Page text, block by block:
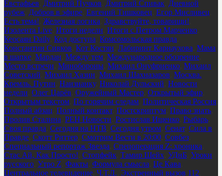
Евстафьев Дмитрий Пучков Дмитрий Спивак Дневной
рубеж Добров в эфире Евгений Тишковец Егор Мисливец
Есть тема! Железная логика Здравствуйте, товарищи!
Изолента Live Итоги недели Итоги с Петром Марченко
Кеосаян Daily, Код доступа Комсомольская правда
Константин Сивков Кот Костян Лабиринт Карнаухова Мама
в шапке Мардан Между тем Международное обозрение
Место встречи Минобороны Михаил Онуфриенко Михаил
Советский Михаил Хазин Михаил Шахназаров Москва.
Кремль. Путин Наизнанку, Николай Дульский Новости
недели Олег Царёв Оружейный Мастер Открытый эфир
Открытым текстом По горячим следам Политическая Россия
Полный абзац Полный контакт, Постскриптум Право знать
Пролив Сталина РЕН Новости Ростислав Ищенко Рыбарь
Своя правда Сегодня на НТВ Сегодня утром Сенат, Сила в
Правде Скотт Риттер Смотрим Вести в 20:00 Совбез
Специальный репортаж Звезда Спецоперация Z: хроника
Стас Ай, Как Просто! Стопфейк Тамир Шейх УДнБ Уроки
русского Утро Z Факты Формула смысла Це Кава
Центральное телевидение Ч.Т.Д. Экстренный вызов 112